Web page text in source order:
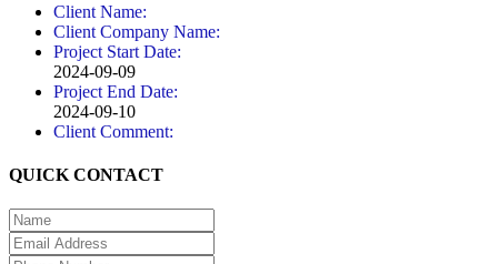
Client Name:
Client Company Name:
Project Start Date:
2024-09-09
Project End Date:
2024-09-10
Client Comment:
QUICK CONTACT